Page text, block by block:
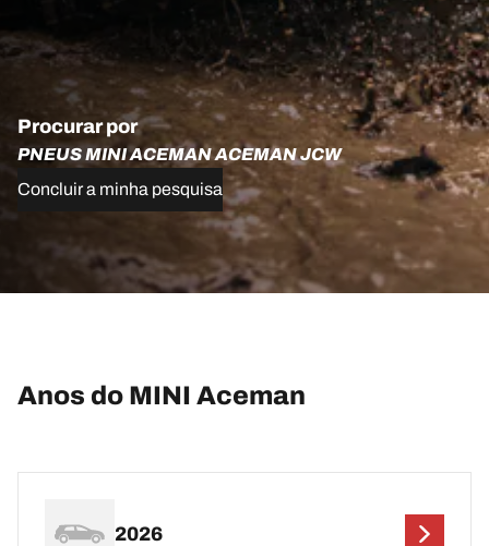
Procurar por
PNEUS MINI ACEMAN ACEMAN JCW
Concluir a minha pesquisa
Anos do MINI Aceman
2026